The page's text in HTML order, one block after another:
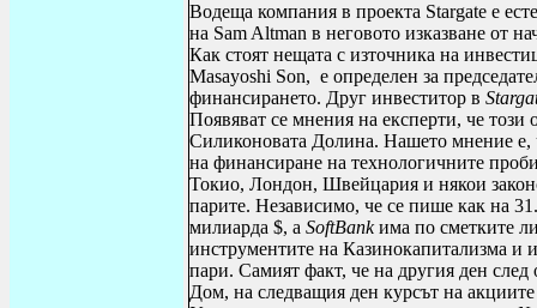
Водеща компания в проекта Stargate е
на SamAltman в неговото изказване от
Как стоят нещата с източника на
Masayoshi Son, е определен за
финансирането. Друг инвеститор в
Появяват се мнения на експерти, че
Силиконовата Долина. Нашето мнение е,
на финансиране на технологичните
Токио, Лондон, Швейцария и някои
парите. Независимо, че се пише как на
милиарда $, а SoftBankима по сметките
инструментите на Казинокапитализма и
пари. Самият факт, че на другия ден след
Дом, на следващия ден курсът на